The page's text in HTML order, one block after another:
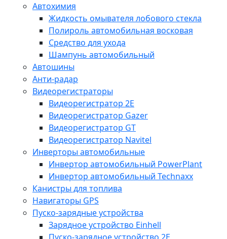
Автохимия
Жидкость омывателя лобового стекла
Полироль автомобильная восковая
Средство для ухода
Шампунь автомобильный
Автошины
Анти-радар
Видеорегистраторы
Видеорегистратор 2E
Видеорегистратор Gazer
Видеорегистратор GT
Видеорегистратор Navitel
Инверторы автомобильные
Инвертор автомобильный PowerPlant
Инвертор автомобильный Technaxx
Канистры для топлива
Навигаторы GPS
Пуско-зарядные устройства
Зарядное устройство Einhell